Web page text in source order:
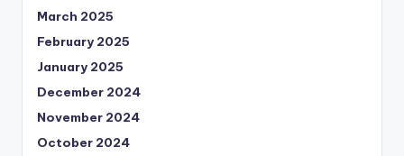
March 2025
February 2025
January 2025
December 2024
November 2024
October 2024